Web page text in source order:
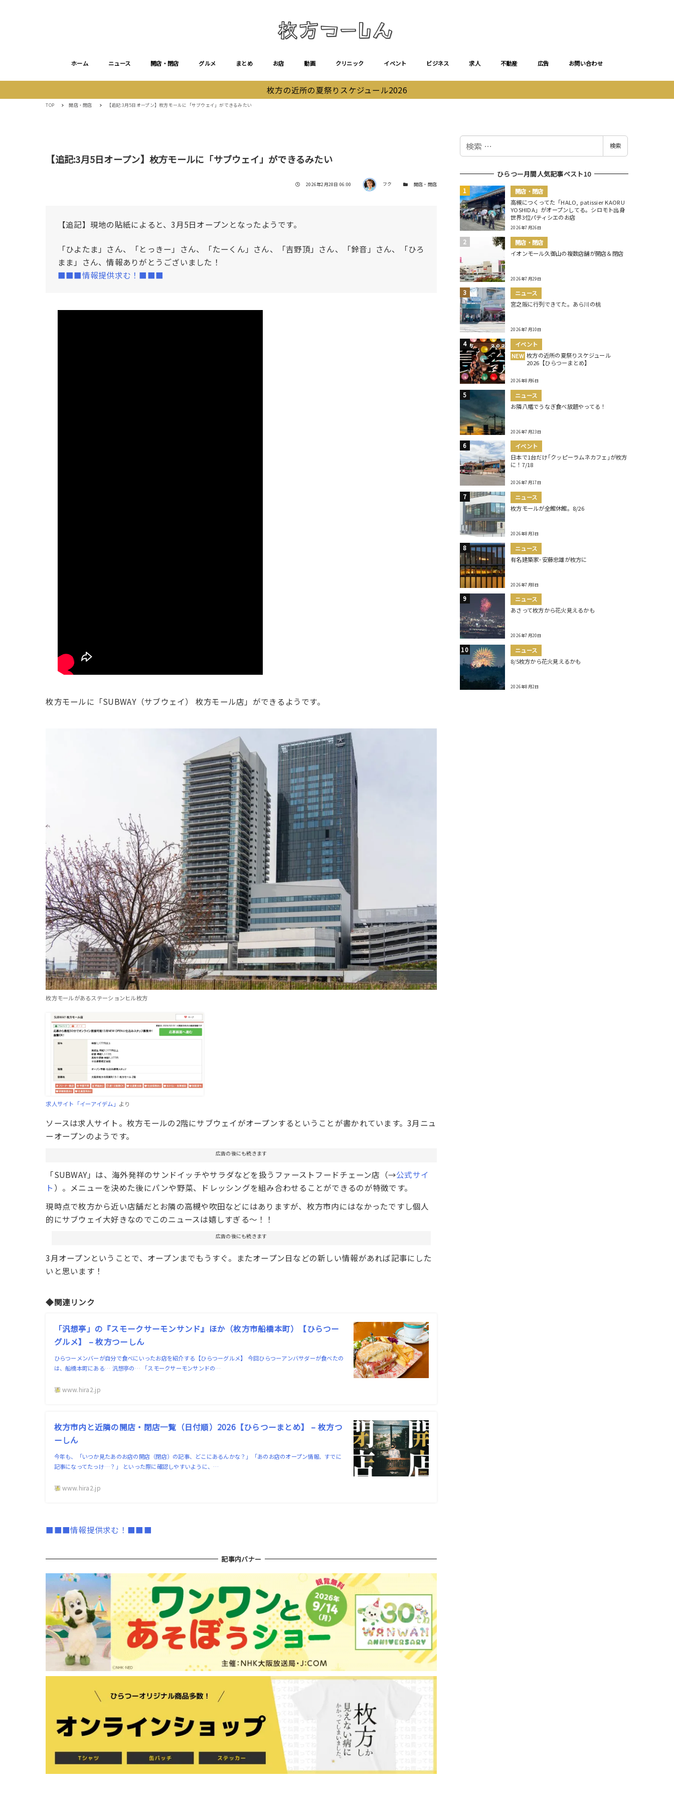
ホーム ニュース 開店・閉店 グルメ まとめ お店 動画 クリニック イベント ビジネス 求人 不動産 広告 お問い合わせ
枚方の近所の夏祭りスケジュール2026
TOP 開店・閉店 【追記:3月5日オープン】枚方モールに「サブウェイ」ができるみたい
【追記:3月5日オープン】枚方モールに「サブウェイ」ができるみたい
投稿日
2026年2月28日 06:00 著者 フク カテゴリー開店・閉店
【追記】現地の貼紙によると、3月5日オープンとなったようです。
「ひよたま」さん、「とっきー」さん、「たーくん」さん、「吉野頂」さん、「鈴音」さん、「ひろ
まま」さん、情報ありがとうございました！
■■■情報提供求む！■■■
枚方モールに「SUBWAY（サブウェイ） 枚方モール店」ができるようです。
枚方モールがあるステーションヒル枚方
求人サイト「イーアイデム」 より
ソースは求人サイト。枚方モールの2階にサブウェイがオープンするということが書かれています。3月ニュ
ーオープンのようです。
広告の後にも続きます
「SUBWAY」は、海外発祥のサンドイッチやサラダなどを扱うファーストフードチェーン店（→公式サイ
ト ）。メニューを決めた後にパンや野菜、ドレッシングを組み合わせることができるのが特徴です。
現時点で枚方から近い店舗だとお隣の高槻や吹田などにはありますが、枚方市内にはなかったですし個人
的にサブウェイ大好きなのでこのニュースは嬉しすぎる〜！！
広告の後にも続きます
3月オープンということで、オープンまでもうすぐ。またオープン日などの新しい情報があれば記事にした
いと思います！
◆関連リンク
「汎想亭」の『スモークサーモンサンド』ほか（枚方市船橋本町）【ひらつー
グルメ】 – 枚方つーしん
ひらつーメンバーが自分で食べにいったお店を紹介する【ひらつーグルメ】 今回ひらつーアンバサダーが食べたの
は、船橋本町にある… 汎想亭の… 「スモークサーモンサンドの…
www.hira2.jp
枚方市内と近隣の開店・閉店一覧（日付順）2026【ひらつーまとめ】 – 枚方つ
ーしん
今年も、「いつか見たあのお店の開店（閉店）の記事、どこにあるんかな？」「あのお店のオープン情報、すでに
記事になってたっけ…？」 といった際に確認しやすいように、…
www.hira2.jp
■■■情報提供求む！■■■
記事内バナー
検
検索
ひらつー月間人気記事ベスト10
開店・閉店
高槻につくってた「HALO, patissier KAORU
YOSHIDA」がオープンしてる。シロモト出身
世界3位パティシエのお店
2026年7月26日
開店・閉店
イオンモール久御山の複数店舗が開店＆閉店
2026年7月29日
ニュース
宮之阪に行列できてた。あら川の桃
2026年7月10日
イベント
NEW 枚方の近所の夏祭りスケジュール
2026【ひらつーまとめ】
2026年8月6日
ニュース
お隣八幡でうなぎ食べ放題やってる！
2026年7月23日
イベント
日本で1台だけ｢クッピーラムネカフェ｣が枚方
に！7/18
2026年7月17日
ニュース
枚方モールが全館休館。8/26
2026年8月3日
ニュース
有名建築家･安藤忠雄が枚方に
2026年7月8日
ニュース
あさって枚方から花火見えるかも
2026年7月20日
ニュース
8/5枚方から花火見えるかも
2026年8月2日